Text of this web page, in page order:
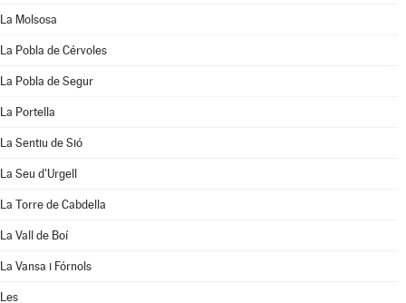
La Molsosa
La Pobla de Cérvoles
La Pobla de Segur
La Portella
La Sentiu de Sió
La Seu d'Urgell
La Torre de Cabdella
La Vall de Boí
La Vansa i Fórnols
Les